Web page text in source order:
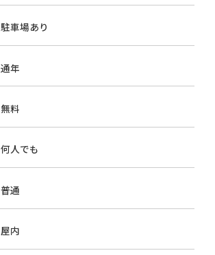
駐車場あり
通年
無料
何人でも
普通
屋内